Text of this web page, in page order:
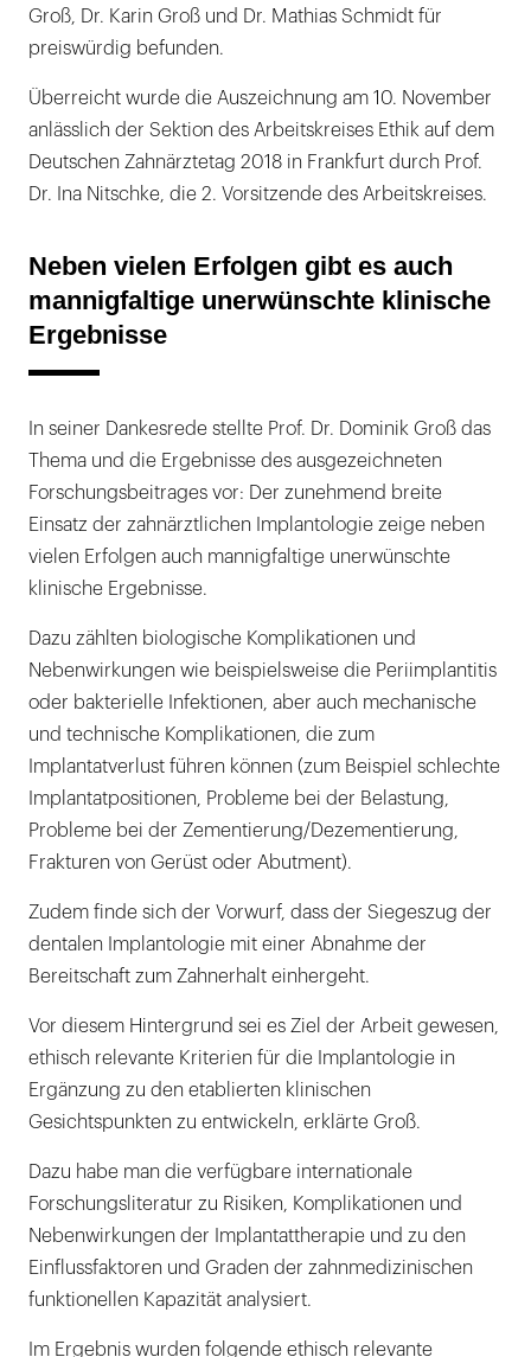
Groß, Dr. Karin Groß und Dr. Mathias Schmidt für
preiswürdig befunden.
Überreicht wurde die Auszeichnung am 10. November
anlässlich der Sektion des Arbeitskreises Ethik auf dem
Deutschen Zahnärztetag 2018 in Frankfurt durch Prof.
Dr. Ina Nitschke, die 2. Vorsitzende des Arbeitskreises.
Neben vielen Erfolgen gibt es auch
mannigfaltige unerwünschte klinische
Ergebnisse
In seiner Dankesrede stellte Prof. Dr. Dominik Groß das
Thema und die Ergebnisse des ausgezeichneten
Forschungsbeitrages vor: Der zunehmend breite
Einsatz der zahnärztlichen Implantologie zeige neben
vielen Erfolgen auch mannigfaltige unerwünschte
klinische Ergebnisse.
Dazu zählten biologische Komplikationen und
Nebenwirkungen wie beispielsweise die Periimplantitis
oder bakterielle Infektionen, aber auch mechanische
und technische Komplikationen, die zum
Implantatverlust führen können (zum Beispiel schlechte
Implantatpositionen, Probleme bei der Belastung,
Probleme bei der Zementierung/Dezementierung,
Frakturen von Gerüst oder Abutment).
Zudem finde sich der Vorwurf, dass der Siegeszug der
dentalen Implantologie mit einer Abnahme der
Bereitschaft zum Zahnerhalt einhergeht.
Vor diesem Hintergrund sei es Ziel der Arbeit gewesen,
ethisch relevante Kriterien für die Implantologie in
Ergänzung zu den etablierten klinischen
Gesichtspunkten zu entwickeln, erklärte Groß.
Dazu habe man die verfügbare internationale
Forschungsliteratur zu Risiken, Komplikationen und
Nebenwirkungen der Implantattherapie und zu den
Einflussfaktoren und Graden der zahnmedizinischen
funktionellen Kapazität analysiert.
Im Ergebnis wurden folgende ethisch relevante